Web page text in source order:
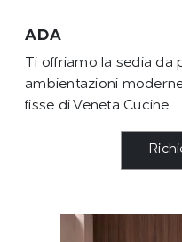
ADA
Ti offriamo la sedia da
ambientazioni
fisse di Veneta Cucine.